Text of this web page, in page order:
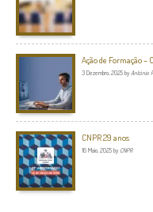
Ação de Formação
3 Dezembro, 2025 by António
CNPR 29 anos
16 Maio, 2025 by CNPR